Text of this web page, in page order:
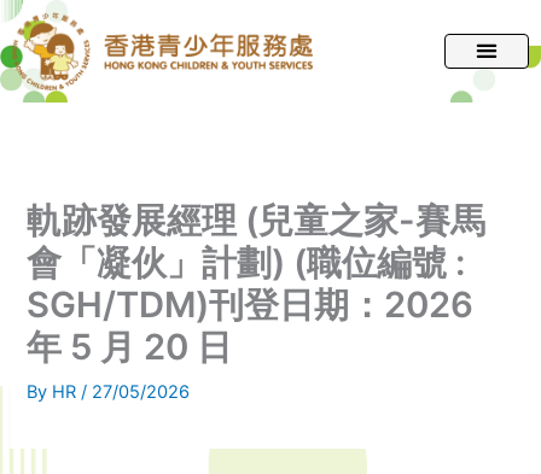
跳
至
主
軌跡發展經理 (兒童之家-賽馬
會「凝伙」計劃) (職位編號 :
SGH/TDM)刊登日期：2026
年 5 月 20 日
By HR/ 27/05/2026